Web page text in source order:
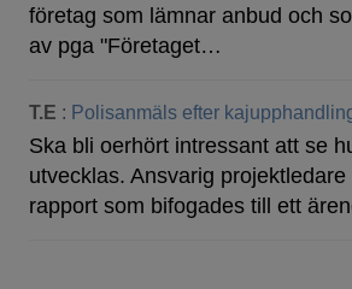
företag som lämnar anbud och
av pga "Företaget…
T.E : Polisanmäls efter
Ska bli oerhört intressant att se
utvecklas. Ansvarig
rapport som bifogades till ett